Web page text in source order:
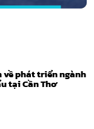
về phát triển ngành
tại Cần Thơ